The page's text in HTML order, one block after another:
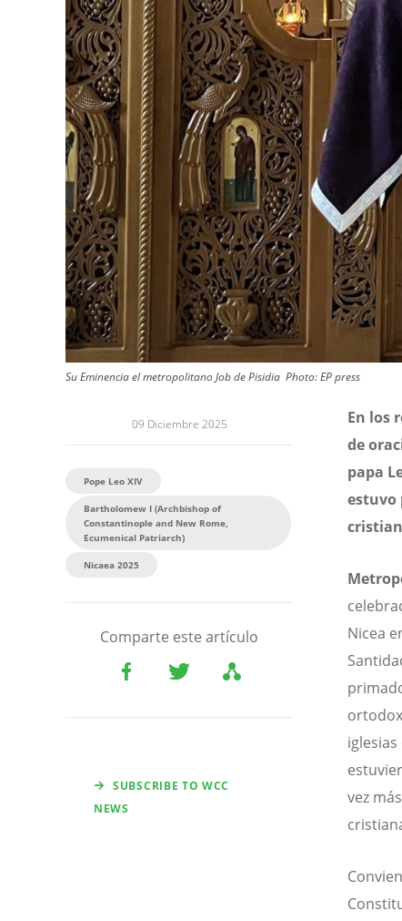
Su Eminencia el metropolitano Job de Pisidia Photo: EP press
09 Diciembre 2025
Pope Leo XIV
Bartholomew I (Archbishop of
Constantinople and New Rome,
Ecumenical Patriarch)
Nicaea 2025
Comparte este artículo
SUBSCRIBE TO WCC
NEWS
En los
de
papa
estuvo
Nicea
vez